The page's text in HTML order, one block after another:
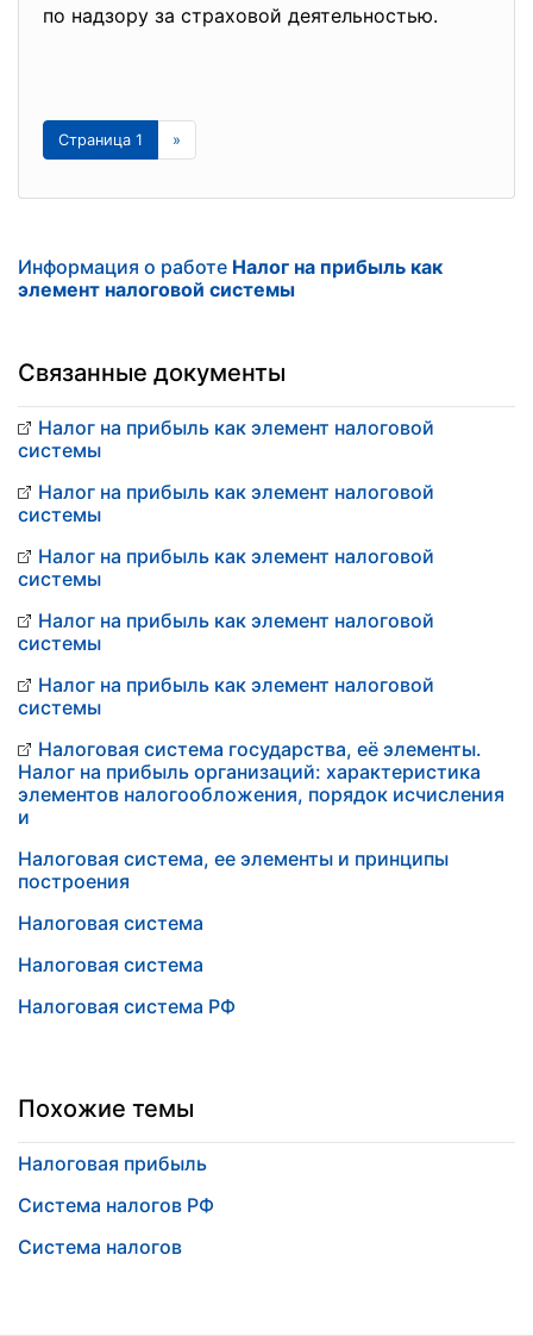
по надзору за страховой деятельностью.
Страница 1 »
Информация о работе Налог на прибыль как
элемент налоговой системы
Связанные документы
Налог на прибыль как элемент налоговой
системы
Налог на прибыль как элемент налоговой
системы
Налог на прибыль как элемент налоговой
системы
Налог на прибыль как элемент налоговой
системы
Налог на прибыль как элемент налоговой
системы
Налоговая система государства, её элементы.
Налог на прибыль организаций: характеристика
элементов налогообложения, порядок исчисления
и
Налоговая система, ее элементы и принципы
построения
Налоговая система
Налоговая система
Налоговая система РФ
Похожие темы
Налоговая прибыль
Система налогов РФ
Система налогов